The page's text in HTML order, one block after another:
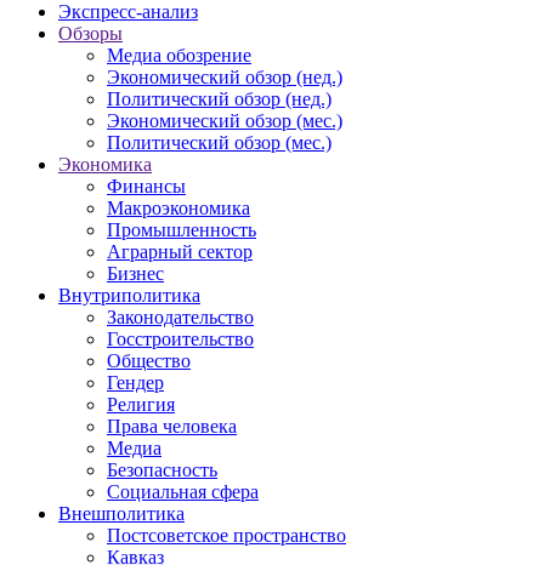
Экспресс-анализ
Обзоры
Медиа обозрение
Экономический обзор (нед.)
Политический обзор (нед.)
Экономический обзор (мес.)
Политический обзор (мес.)
Экономика
Финансы
Макроэкономика
Промышленность
Аграрный сектор
Бизнес
Внутриполитика
Законодательство
Госстроительство
Общество
Гендер
Религия
Права человека
Медиа
Безопасность
Социальная сфера
Внешполитика
Постсоветское пространство
Кавказ